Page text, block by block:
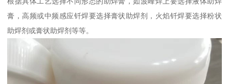
膏，高频或中频感应钎焊要选择膏状助焊剂，火焰钎焊要选择粉状
助焊剂或膏状助焊剂等等。